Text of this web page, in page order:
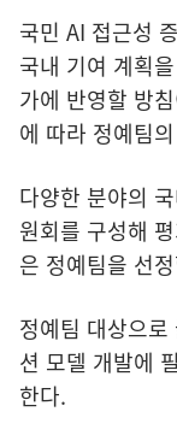
국민 AI 접근성
국내 기여 계획
가에 반영할 방
에 따라 정예팀
다양한 분야의
원회를 구성해
은 정예팀을 선
정예팀 대상으
션 모델 개발에
한다.